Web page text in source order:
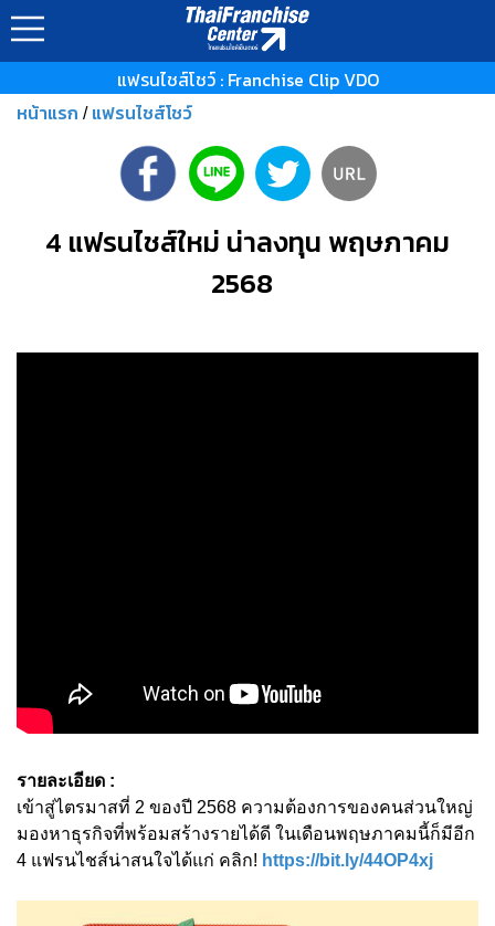
แฟรนไชส์โชว์ : Franchise Clip VDO
หน้าแรก / แฟรนไชส์โชว์
4 แฟรนไชส์ใหม่ น่าลงทุน พฤษภาคม
2568
รายละเอียด :
เข้าสู่ไตรมาสที่ 2 ของปี 2568 ความต้องการของคนส่วนใหญ่
มองหาธุรกิจที่พร้อมสร้างรายได้ดี ในเดือนพฤษภาคมนี้ก็มีอีก
4 แฟรนไชส์น่าสนใจได้แก่ คลิก! https://bit.ly/44OP4xj